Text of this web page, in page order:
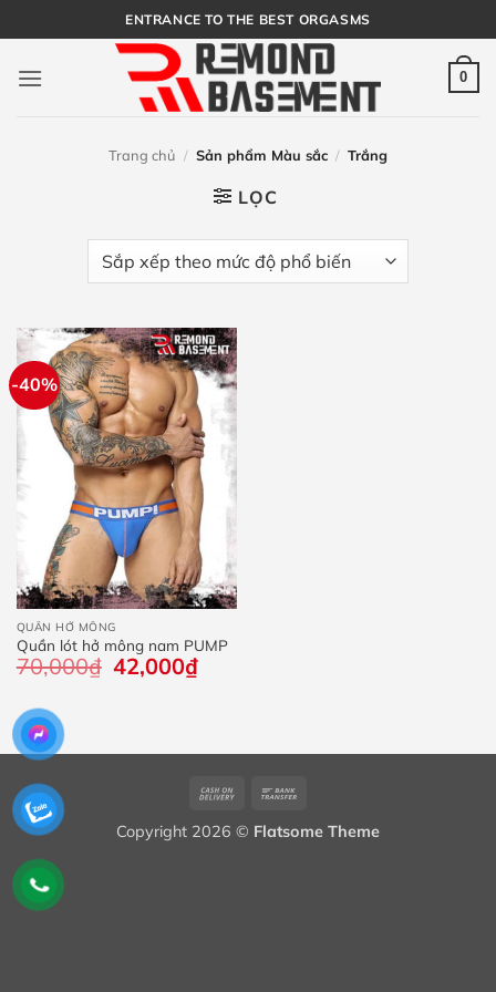
qua
nội
ENTRANCE TO THE BEST ORGASMS
0
Trang chủ / Sản phẩm Màu sắc / Trắng
LỌC
-40%
QUẦN HỞ MÔNG
Quần lót hở mông nam PUMP
70,000₫ Giá
gốc
42,000₫Giá
hiện
Cash
Delivery
Copyright 2026 © Flatsome Theme